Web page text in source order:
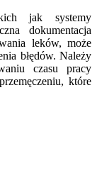
jak systemy
dokumentacja
leków, może
błędów. Należy
czasu pracy
które